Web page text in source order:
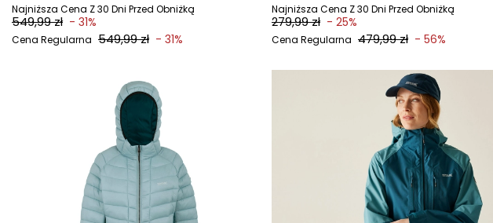
Najniższa Cena Z 30 Dni Przed Obniżką
549,99 zł - 31%
Cena Regularna 549,99 zł - 31%
Najniższa Cena Z 30 Dni Przed Obniżką
279,99 zł - 25%
Cena Regularna 479,99 zł - 56%